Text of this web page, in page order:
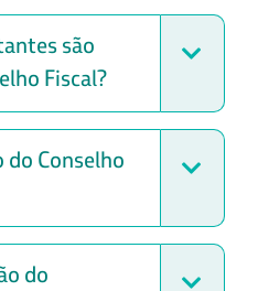
são
Fiscal?
do Conselho
do